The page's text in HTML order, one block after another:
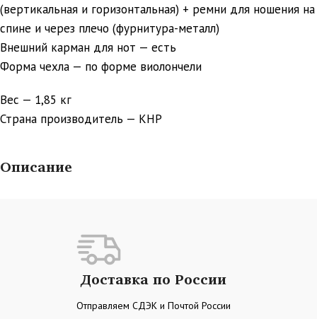
(вертикальная и горизонтальная) + ремни для ношения на
спине и через плечо (фурнитура-металл)
Внешний карман для нот — есть
Форма чехла — по форме виолончели
Вес — 1,85 кг
Страна производитель — КНР
Описание
Доставка по России
Отправляем СДЭК и Почтой России